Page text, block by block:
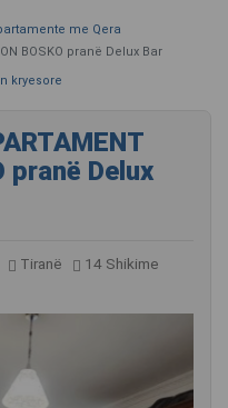
me Qera
BOSKO pranë Delux Bar
kryesore
pranë Delux
Tiranë
14 Shikime